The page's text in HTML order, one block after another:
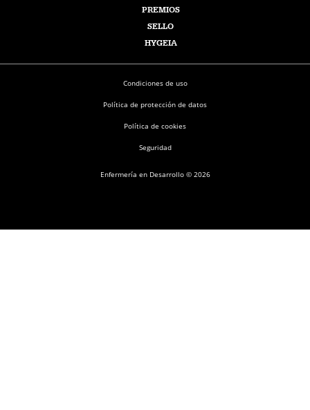
PREMIOS
SELLO
HYGEIA
Enfermería en Desarrollo © 2026
Condiciones de uso
Política de protección de datos
Política de cookies
Seguridad